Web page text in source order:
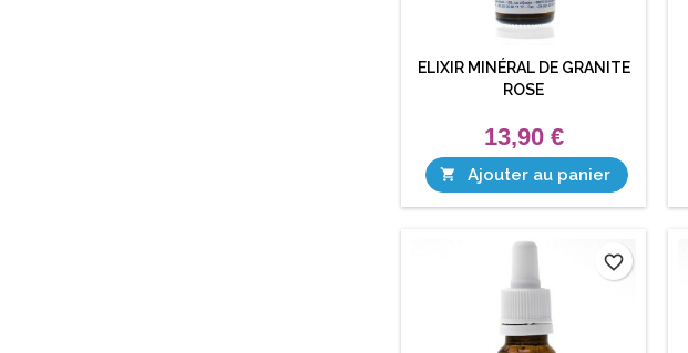
ELIXIR MINÉRAL DE GRANITE
ROSE
13,90 €
 Ajouter au panier
favorite_border